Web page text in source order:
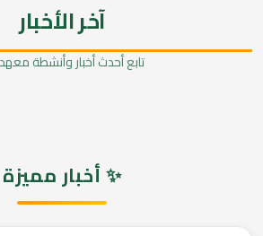
آخر الأخبار
تابع أحدث أخبار وأنشطة معهد
✨ أخبار مميزة